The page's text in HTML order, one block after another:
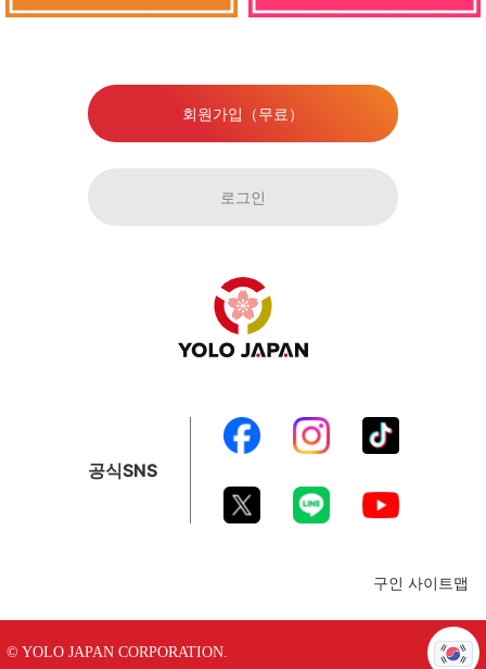
회원가입（무료）
로그인
공식SNS
구인 사이트맵
© YOLO JAPAN CORPORATION.